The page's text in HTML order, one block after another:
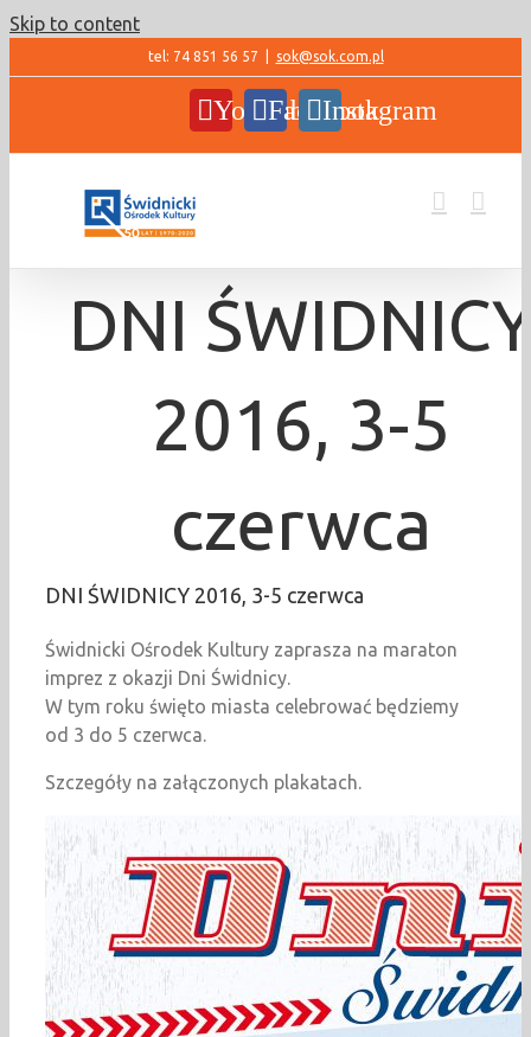
Skip to content
tel: 74 851 56 57 sok@sok.com.pl
YouTubeFacebookInstagram
DNI
2016, 3-5
czerwca
DNI ŚWIDNICY 2016, 3-5 czerwca
Świdnicki Ośrodek Kultury zaprasza na maraton
imprez z okazji Dni Świdnicy.
W tym roku święto miasta celebrować będziemy
od 3 do 5 czerwca.
Szczegóły na załączonych plakatach.